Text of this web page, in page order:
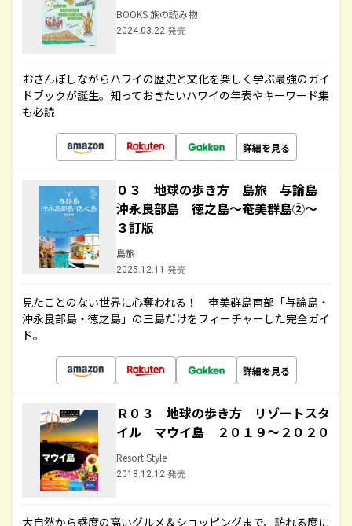
BOOKS 旅の読み物
2024.03.22 発売
おさんぽしながらハワイの歴史と文化を楽しく学ぶ最強のガイ
ドブックが誕生。知っておきたいハワイの年表やキーワード集
も必読
詳細を見る
０３ 地球の歩き方 島旅 与論島
沖永良部島 徳之島～奄美群島②～
３訂版
島旅
2025.12.11 発売
見たことのない世界に心奪われる！ 奄美群島南部「与論島・
沖永良部島・徳之島」の三島だけをフィーチャーした完全ガイ
ド。
詳細を見る
Ｒ０３ 地球の歩き方 リゾートスタ
イル マウイ島 ２０１９～２０２０
Resort Style
2018.12.12 発売
大自然から感度の高いグルメ＆ショッピングまで、訪れる度に